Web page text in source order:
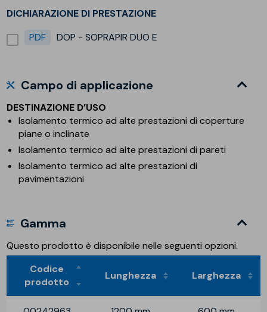
DICHIARAZIONE DI PRESTAZIONE
PDF
DOP - SOPRAPIR DUO E
Campo di applicazione
DESTINAZIONE D’USO
Isolamento termico ad alte prestazioni di coperture
piane o inclinate
Isolamento termico ad alte prestazioni di pareti
Isolamento termico ad alte prestazioni di
pavimentazioni
Gamma
Questo prodotto è disponibile nelle seguenti opzioni.
Codice
prodotto
Lunghezza Larghezza